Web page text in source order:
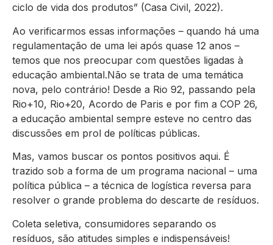
ciclo de vida dos produtos” (Casa Civil, 2022).
Ao verificarmos essas informações – quando há uma
regulamentação de uma lei após quase 12 anos –
temos que nos preocupar com questões ligadas à
educação ambiental.Não se trata de uma temática
nova, pelo contrário! Desde a Rio 92, passando pela
Rio+10, Rio+20, Acordo de Paris e por fim a COP 26,
a educação ambiental sempre esteve no centro das
discussões em prol de políticas públicas.
Mas, vamos buscar os pontos positivos aqui. É
trazido sob a forma de um programa nacional – uma
política pública – a técnica de logística reversa para
resolver o grande problema do descarte de resíduos.
Coleta seletiva, consumidores separando os
resíduos, são atitudes simples e indispensáveis!